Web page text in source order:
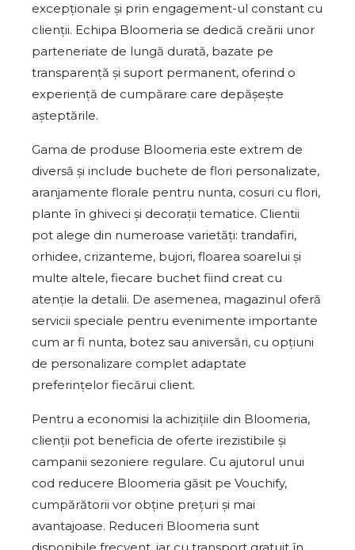
excepționale și prin engagement-ul constant cu
clienții. Echipa Bloomeria se dedică creării unor
parteneriate de lungă durată, bazate pe
transparență și suport permanent, oferind o
experiență de cumpărare care depășește
așteptările.
Gama de produse Bloomeria este extrem de
diversă și include buchete de flori personalizate,
aranjamente florale pentru nunta, cosuri cu flori,
plante în ghiveci și decorații tematice. Clientii
pot alege din numeroase varietăți: trandafiri,
orhidee, crizanteme, bujori, floarea soarelui și
multe altele, fiecare buchet fiind creat cu
atenție la detalii. De asemenea, magazinul oferă
servicii speciale pentru evenimente importante
cum ar fi nunta, botez sau aniversări, cu opțiuni
de personalizare complet adaptate
preferințelor fiecărui client.
Pentru a economisi la achizițiile din Bloomeria,
clienții pot beneficia de oferte irezistibile și
campanii sezoniere regulare. Cu ajutorul unui
cod reducere Bloomeria găsit pe Vouchify,
cumpărătorii vor obține prețuri și mai
avantajoase. Reduceri Bloomeria sunt